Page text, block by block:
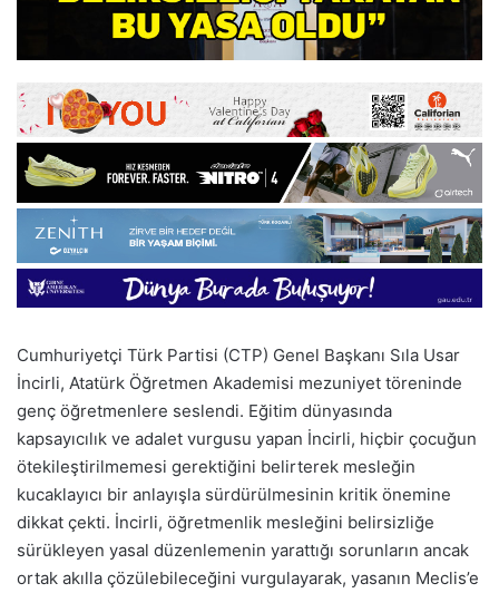
Cumhuriyetçi Türk Partisi (CTP) Genel Başkanı Sıla Usar
İncirli, Atatürk Öğretmen Akademisi mezuniyet töreninde
genç öğretmenlere seslendi. Eğitim dünyasında
kapsayıcılık ve adalet vurgusu yapan İncirli, hiçbir çocuğun
ötekileştirilmemesi gerektiğini belirterek mesleğin
kucaklayıcı bir anlayışla sürdürülmesinin kritik önemine
dikkat çekti. İncirli, öğretmenlik mesleğini belirsizliğe
sürükleyen yasal düzenlemenin yarattığı sorunların ancak
ortak akılla çözülebileceğini vurgulayarak, yasanın Meclis’e